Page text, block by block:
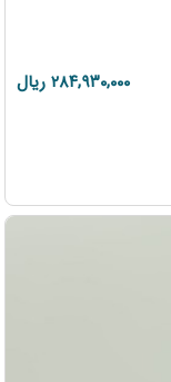
۲۸۴,۹۳۰,۰۰۰ ریال